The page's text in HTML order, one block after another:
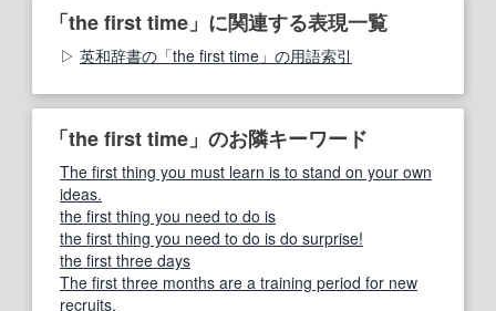
「the first time」に関連する表現一覧
英和辞書の「the first time」の用語索引
「the first time」のお隣キーワード
The first thing you must learn is to stand on your own
ideas.
the first thing you need to do is
the first thing you need to do is do surprise!
the first three days
The first three months are a training period for new
recruits.